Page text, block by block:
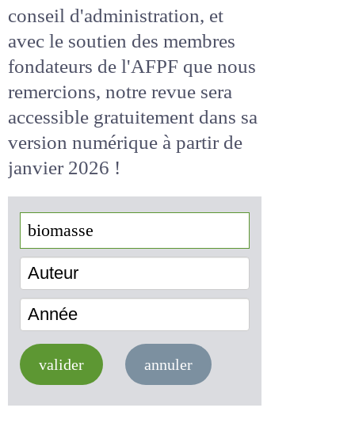
Suite à la décision de notre
conseil d'administration, et
avec le soutien des membres
fondateurs de l'AFPF que nous
remercions, notre revue sera
accessiblegratuitementdans
sa version numérique
de janvier 2026 !
Auteur
valider annuler